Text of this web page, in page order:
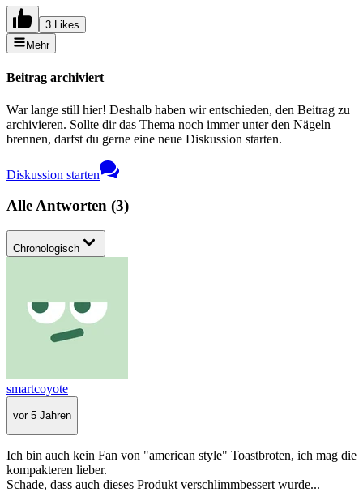
3 Likes
Mehr
Beitrag archiviert
War lange still hier! Deshalb haben wir entschieden, den Beitrag zu
archivieren. Sollte dir das Thema noch immer unter den Nägeln
brennen, darfst du gerne eine neue Diskussion starten.
Diskussion starten
Alle Antworten (3)
Chronologisch
smartcoyote
vor 5 Jahren
Ich bin auch kein Fan von "american style" Toastbroten, ich mag die
kompakteren lieber.
Schade, dass auch dieses Produkt verschlimmbessert wurde...